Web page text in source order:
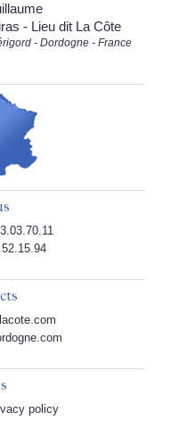
- Lieu dit La Côte
- Dordogne - France
policy